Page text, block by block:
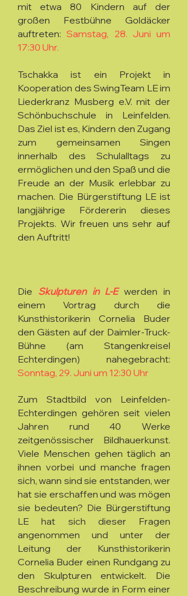
mit etwa 80 Kindern auf der
großen Festbühne Goldäcker
auftreten:Samstag, 28. Juni um
17:30 Uhr.
Tschakka ist ein Projekt in
Kooperation des SwingTeam LE im
Liederkranz Musberg e.V. mit der
Schönbuchschule in Leinfelden.
Das Ziel ist es, Kindern den Zugang
zum gemeinsamen Singen
innerhalb des Schulalltags zu
ermöglichen und den Spaß und die
Freude an der Musik erlebbar zu
machen. Die Bürgerstiftung LE ist
langjährige Fördererin dieses
Projekts. Wir freuen uns sehr auf
den Auftritt!
Die Skulpturen in L-Ewerden in
einem Vortrag durch die
Kunsthistorikerin Cornelia Buder
den Gästen auf der Daimler-Truck-
Bühne (am Stangenkreisel
Echterdingen) nahegebracht:
Sonntag, 29. Juni um 12:30 Uhr
Zum Stadtbild von Leinfelden-
Echterdingen gehören seit vielen
Jahren rund 40 Werke
zeitgenössischer Bildhauerkunst.
Viele Menschen gehen täglich an
ihnen vorbei und manche fragen
sich, wann sind sie entstanden, wer
hat sie erschaffen und was mögen
sie bedeuten? Die Bürgerstiftung
LE hat sich dieser Fragen
angenommen und unter der
Leitung der Kunsthistorikerin
Cornelia Buder einen Rundgang zu
den Skulpturen entwickelt. Die
Beschreibung wurde in Form einer